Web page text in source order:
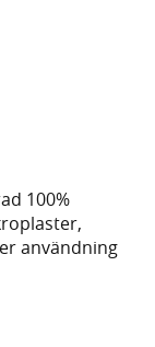
100%
användning